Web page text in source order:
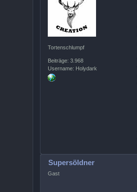
Tortenschlumpf
Beiträge: 3.968
Username: Holydark
Supersöldner
Gast